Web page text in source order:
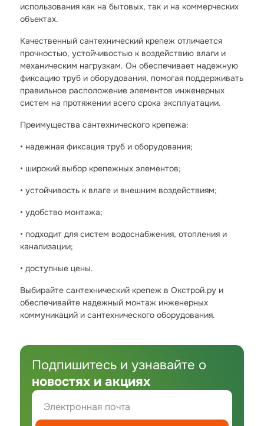
использования как на бытовых, так и на коммерческих
объектах.
Качественный сантехнический крепеж отличается
прочностью, устойчивостью к воздействию влаги и
механическим нагрузкам. Он обеспечивает надежную
фиксацию труб и оборудования, помогая поддерживать
правильное расположение элементов инженерных
систем на протяжении всего срока эксплуатации.
Преимущества сантехнического крепежа:
• надежная фиксация труб и оборудования;
• широкий выбор крепежных элементов;
• устойчивость к влаге и внешним воздействиям;
• удобство монтажа;
• подходит для систем водоснабжения, отопления и
канализации;
• доступные цены.
Выбирайте сантехнический крепеж в Окстрой.ру и
обеспечивайте надежный монтаж инженерных
коммуникаций и сантехнического оборудования.
Подпишитесь и узнавайте о
новостях и акциях